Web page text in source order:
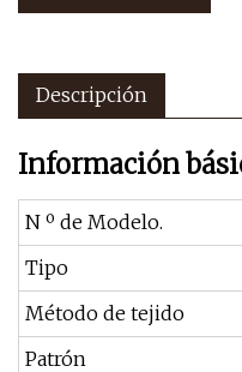
Descripción
Información
N º de Modelo.
Tipo
Método de tejido
Patrón